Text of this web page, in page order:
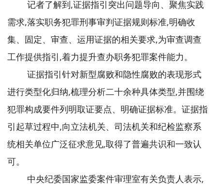
记者了解到,证据指引突出问题导向、聚焦实践
需求,落实职务犯罪刑事审判证据规则标准,明确收
集、固定、审查、运用证据的相关要求,为审查调查
工作提供指引,着力提升查办职务犯罪案件能力。
证据指引针对新型腐败和隐性腐败的表现形式
进行类型化归纳,梳理分析二十余种具体类型,并围绕
犯罪构成要件列明取证要点、明确证据标准。证据指
引起草过程中,向立法机关、司法机关和纪检监察系
统相关单位广泛征求意见,取得了普遍共识和一致认
可。
中央纪委国家监委案件审理室有关负责人表示,